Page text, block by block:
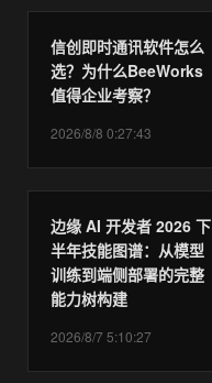
信创即时通讯软件怎么
选？为什么BeeWorks
值得企业考察？
2026/8/8 0:27:43
边缘 AI 开发者 2026 下
半年技能图谱：从模型
训练到端侧部署的完整
能力树构建
2026/8/7 5:10:27